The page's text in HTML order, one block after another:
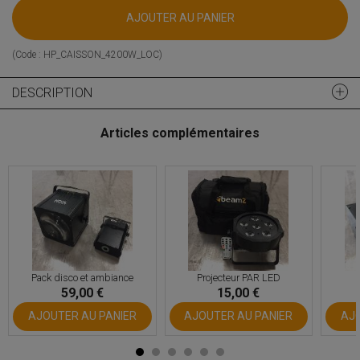
AJOUTER AU PANIER
(Code : HP_CAISSON_4200W_LOC)
DESCRIPTION
Articles complémentaires
Pack disco et ambiance
59,00 €
AJOUTER AU PANIER
Projecteur PAR LED
15,00 €
AJOUTER AU PANIER